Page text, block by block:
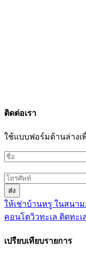
ติดต่อเรา
ใช้แบบฟอร์มด้านล่างเ
ส่ง
ให้เช่าบ้านหรู ในสนา
คอนโดวิวทะเล ติดทะเ
เปรียบเทียบรายการ